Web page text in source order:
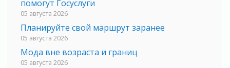
помогут Госуслуги
05 августа 2026
Планируйте свой маршрут заранее
05 августа 2026
Мода вне возраста и границ
05 августа 2026